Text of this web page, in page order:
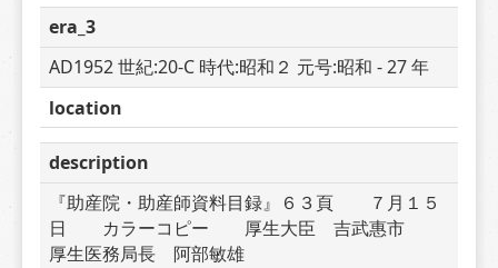
era_3
AD1952 世紀:20-C 時代:昭和２ 元号:昭和 - 27 年
location
description
『助産院・助産師資料目録』６３頁　　７月１５
日　　カラーコピー　　厚生大臣　吉武惠市
厚生医務局長　阿部敏雄